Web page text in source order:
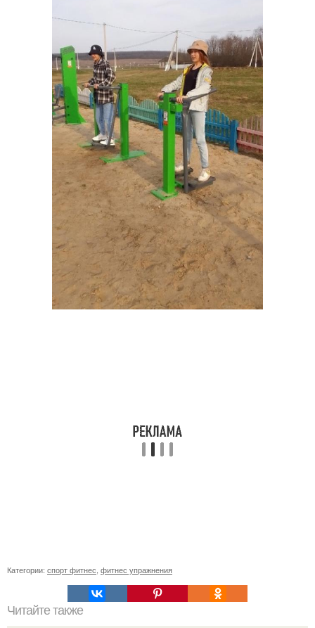
Категории: спорт фитнес фитнес упражнения
Читайте также